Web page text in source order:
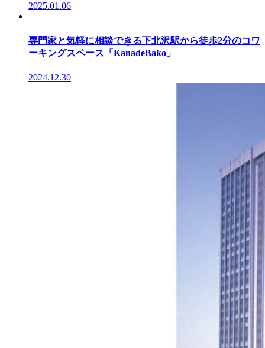
2025.01.06
専門家と気軽に相談できる下北沢駅から徒歩2分のコワ
ーキングスペース「KanadeBako」
2024.12.30